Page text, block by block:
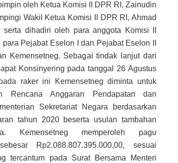
oleh Ketua Komisi II DPR RI, Zainudin
Wakil Ketua Komisi II DPR RI, Ahmad
serta dihadiri oleh para anggota Komisi II
para Pejabat Eselon I dan Pejabat Eselon II
Kemensetneg. Sebagai tindak lanjut dari
Konsinyering pada tanggal 26 Agustus
raker ini Kemensetneg diminta untuk
Rencana Anggaran Pendapatan dan
Sekretariat Negara berdasarkan
tahun 2020 beserta usulan tambahan
Kemensetneg memperoleh pagu
Rp2.088.807.395.000,00, sesuai
tercantum pada Surat Bersama Menteri